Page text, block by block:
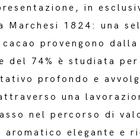
in
Marchesi 1824: una
provengono
del 74% è studiata
profondo e
una
nel percorso di
elegante e